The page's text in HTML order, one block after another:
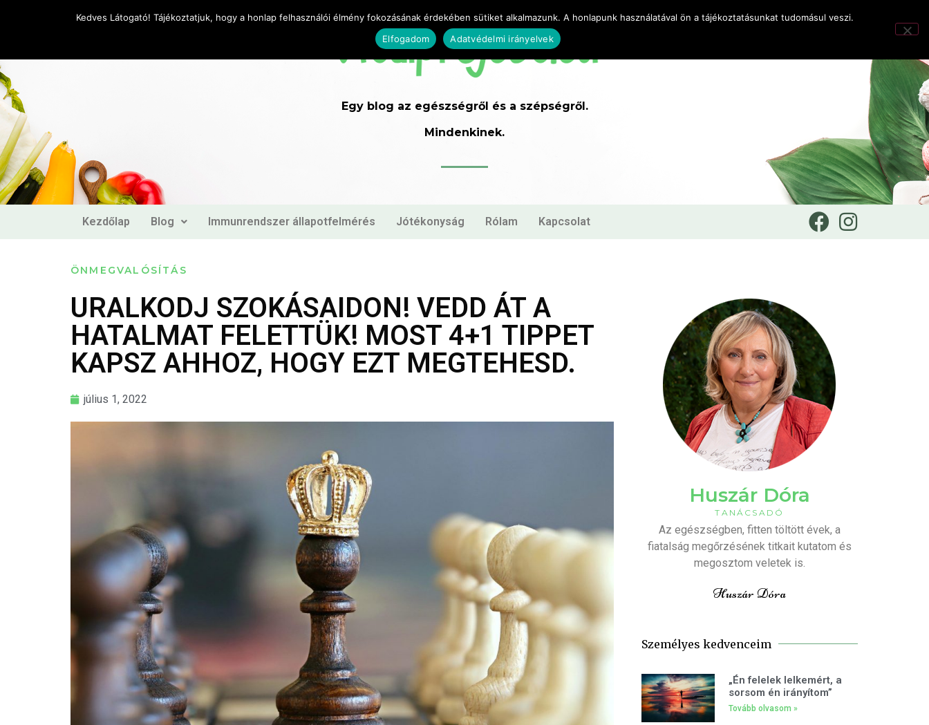
Egy blog az egészségről és a szépségről.
Mindenkinek.
Kezdőlap Blog Immunrendszer állapotfelmérés Jótékonyság Rólam Kapcsolat
ÖNMEGVALÓSÍTÁS
URALKODJ SZOKÁSAIDON! VEDD ÁT A
HATALMAT FELETTÜK! MOST 4+1 TIPPET
KAPSZ AHHOZ, HOGY EZT MEGTEHESD.
július 1, 2022
Huszár Dóra
TANÁCSADÓ
Az egészségben, fitten töltött évek, a
fiatalság megőrzésének titkait kutatom és
megosztom veletek is.
Huszár Dóra
Személyes kedvenceim
„Én felelek lelkemért, a
sorsom én irányítom”
Tovább olvasom »
Kedves Látogató! Tájékoztatjuk, hogy a honlap felhasználói élmény fokozásának érdekében sütiket alkalmazunk. A honlapunk használatával ön a tájékoztatásunkat tudomásul veszi.
Elfogadom
Adatvédelmi irányelvek